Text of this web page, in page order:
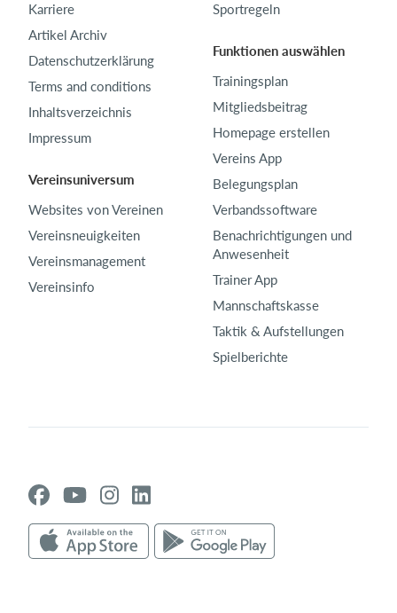
Karriere
Artikel Archiv
Datenschutzerklärung
Terms and conditions
Inhaltsverzeichnis
Impressum
Vereinsuniversum
Websites von Vereinen
Vereinsneuigkeiten
Vereinsmanagement
Vereinsinfo
Sportregeln
Funktionen auswählen
Trainingsplan
Mitgliedsbeitrag
Homepage erstellen
Vereins App
Belegungsplan
Verbandssoftware
Benachrichtigungen und
Anwesenheit
Trainer App
Mannschaftskasse
Taktik & Aufstellungen
Spielberichte